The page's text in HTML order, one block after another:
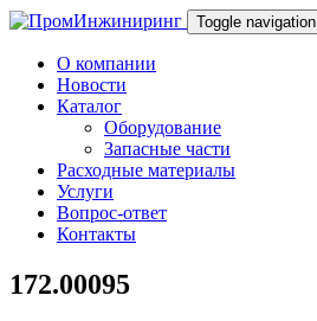
Toggle navigation
О компании
Новости
Каталог
Оборудование
Запасные части
Расходные материалы
Услуги
Вопрос-ответ
Контакты
172.00095